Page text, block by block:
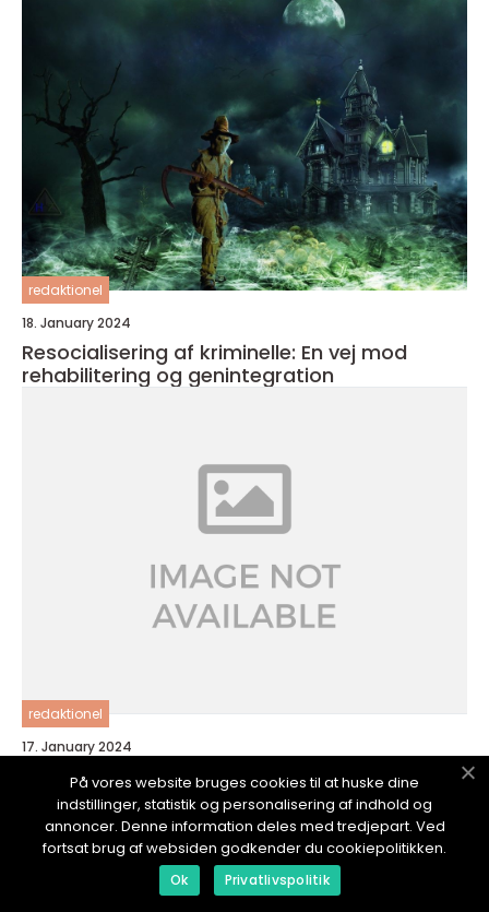
redaktionel
18. January 2024
Resocialisering af kriminelle: En vej mod
rehabilitering og genintegration
redaktionel
17. January 2024
Varetægtsfængsling: En dybdegående
undersøgelse af en kompleks retslig praksis
På vores website bruges cookies til at huske dine
indstillinger, statistik og personalisering af indhold og
annoncer. Denne information deles med tredjepart. Ved
fortsat brug af websiden godkender du cookiepolitikken.
Ok Privatlivspolitik